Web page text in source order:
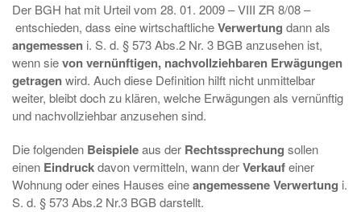
Der BGH hat mit Urteil vom 28. 01. 2009 – VIII ZR 8/08 –
entschieden, dass eine wirtschaftlicheVerwertung dann als
angemessen i. S. d. § 573 Abs.2 Nr. 3 BGB anzusehen ist,
wenn sievon vernünftigen, nachvollziehbaren Erwägungen
getragenwird. Auch diese Definition hilft nicht unmittelbar
weiter, bleibt doch zu klären, welche Erwägungen als vernünftig
und nachvollziehbar anzusehen sind.
Die folgenden Beispieleaus der Rechtssprechung sollen
einen Eindruckdavon vermitteln, wann derVerkaufeiner
Wohnung oder eines Hauses eineangemessene Verwertung i.
S. d. § 573 Abs.2 Nr.3 BGB darstellt.